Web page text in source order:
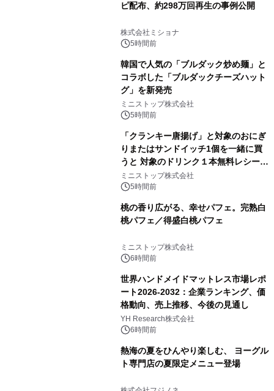
ピ配布、約298万回再生の事例公開
株式会社ミショナ
5時間前
韓国で人気の「ブルダック炒め麺」と
コラボした「ブルダックチーズハット
グ」を新発売
ミニストップ株式会社
5時間前
「クランキー唐揚げ」と対象のおにぎ
りまたはサンドイッチ1個を一緒に買
うと 対象のドリンク１本無料レシート
クーポンもらえる！※1
ミニストップ株式会社
5時間前
桃の香り広がる、幸せパフェ。完熟白
桃パフェ／得盛白桃パフェ
ミニストップ株式会社
6時間前
世界ハンドメイドマットレス市場レポ
ート2026-2032：企業ランキング、価
格動向、売上推移、今後の見通し
YH Research株式会社
6時間前
熱海の夏をひんやり楽しむ、 ヨーグル
ト専門店の夏限定メニュー登場